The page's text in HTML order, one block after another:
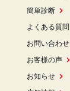
簡単診断
よくある質問
お問い合わせ
お客様の声
お知らせ